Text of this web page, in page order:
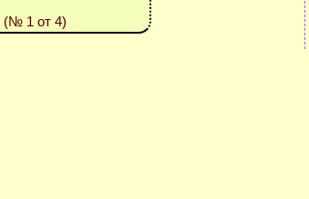
(№ 1 от 4)